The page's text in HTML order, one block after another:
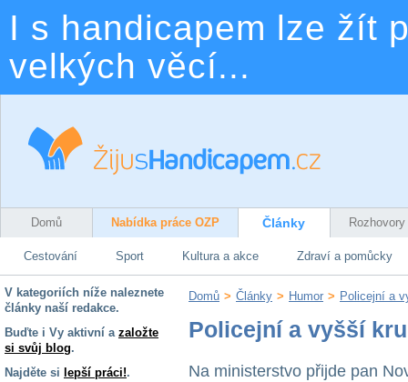
I s handicapem lze žít
velkých věcí...
Domů Nabídka práce OZP Články Rozhovory
Cestování Sport Kultura a akce Zdraví a pomůcky
V kategoriích níže naleznete
články naší redakce.
Buďte i Vy aktivní a založte
si svůj blog.
Najděte si lepší práci!.
Domů > Články > Humor > Policejní a
Policejní a vyšší
Na ministerstvo přijde pan